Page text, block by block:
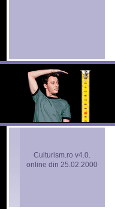
Culturism.ro v4.0.
online din 25.02.2000